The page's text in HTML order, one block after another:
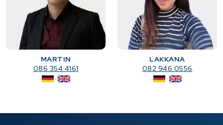
MARTIN
086 354 4161
LAKKANA
082 946 0556